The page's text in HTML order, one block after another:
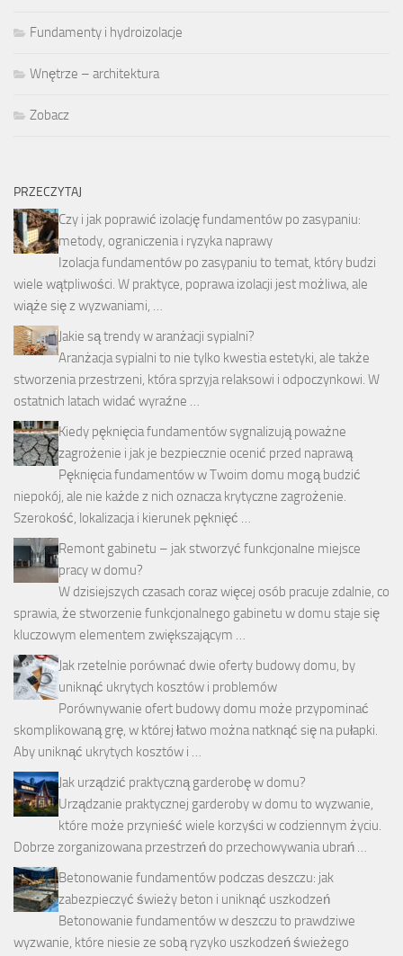
Fundamenty i hydroizolacje
Wnętrze – architektura
Zobacz
PRZECZYTAJ
Czy i jak poprawić izolację fundamentów po zasypaniu:
metody, ograniczenia i ryzyka naprawy
Izolacja fundamentów po zasypaniu to temat, który budzi
wiele wątpliwości. W praktyce, poprawa izolacji jest możliwa, ale
wiąże się z wyzwaniami, …
Jakie są trendy w aranżacji sypialni?
Aranżacja sypialni to nie tylko kwestia estetyki, ale także
stworzenia przestrzeni, która sprzyja relaksowi i odpoczynkowi. W
ostatnich latach widać wyraźne …
Kiedy pęknięcia fundamentów sygnalizują poważne
zagrożenie i jak je bezpiecznie ocenić przed naprawą
Pęknięcia fundamentów w Twoim domu mogą budzić
niepokój, ale nie każde z nich oznacza krytyczne zagrożenie.
Szerokość, lokalizacja i kierunek pęknięć …
Remont gabinetu – jak stworzyć funkcjonalne miejsce
pracy w domu?
W dzisiejszych czasach coraz więcej osób pracuje zdalnie, co
sprawia, że stworzenie funkcjonalnego gabinetu w domu staje się
kluczowym elementem zwiększającym …
Jak rzetelnie porównać dwie oferty budowy domu, by
uniknąć ukrytych kosztów i problemów
Porównywanie ofert budowy domu może przypominać
skomplikowaną grę, w której łatwo można natknąć się na pułapki.
Aby uniknąć ukrytych kosztów i …
Jak urządzić praktyczną garderobę w domu?
Urządzanie praktycznej garderoby w domu to wyzwanie,
które może przynieść wiele korzyści w codziennym życiu.
Dobrze zorganizowana przestrzeń do przechowywania ubrań …
Betonowanie fundamentów podczas deszczu: jak
zabezpieczyć świeży beton i uniknąć uszkodzeń
Betonowanie fundamentów w deszczu to prawdziwe
wyzwanie, które niesie ze sobą ryzyko uszkodzeń świeżego